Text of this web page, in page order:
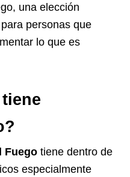
una elección
personas que
lo que es
Fuego tiene dentro de
especialmente